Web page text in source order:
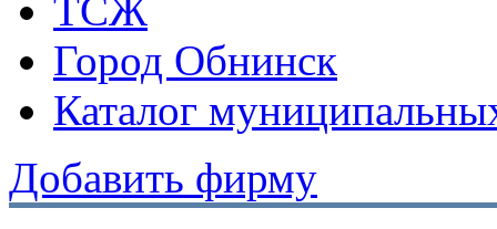
ТСЖ
Город Обнинск
Каталог
Добавить фирму